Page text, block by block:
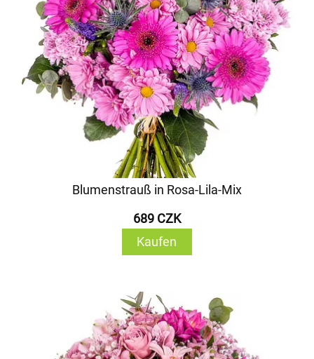
Blumenstrauß in Rosa-Lila-Mix
689 CZK
Kaufen